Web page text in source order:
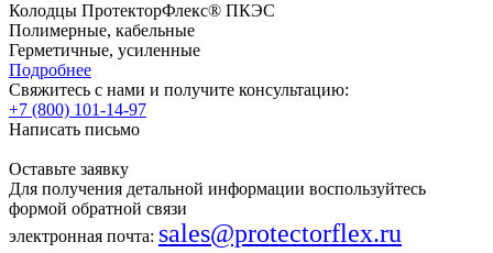
Колодцы ПротекторФлекс® ПКЭС
Полимерные, кабельные
Герметичные, усиленные
Подробнее
Свяжитесь с нами и получите консультацию:
+7 (800) 101-14-97
Написать письмо
Оставьте заявку
Для получения детальной информации воспользуйтесь
формой обратной связи
электронная почта: sales@protectorflex.ru